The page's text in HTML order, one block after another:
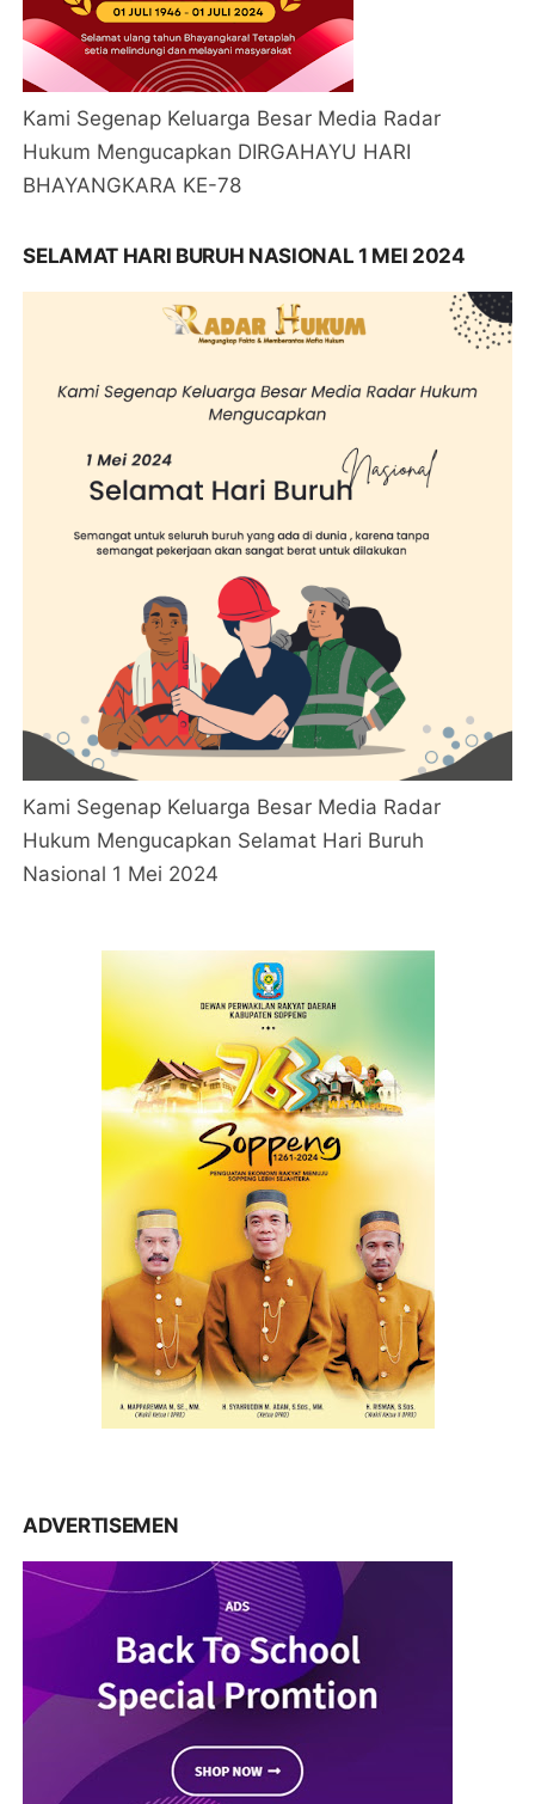
Kami Segenap Keluarga Besar Media Radar
Hukum Mengucapkan DIRGAHAYU HARI
BHAYANGKARA KE-78
SELAMAT HARI BURUH NASIONAL 1 MEI 2024
Kami Segenap Keluarga Besar Media Radar
Hukum Mengucapkan Selamat Hari Buruh
Nasional 1 Mei 2024
ADVERTISEMEN